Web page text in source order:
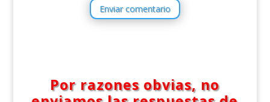
Enviar comentario
Por razones obvias, no